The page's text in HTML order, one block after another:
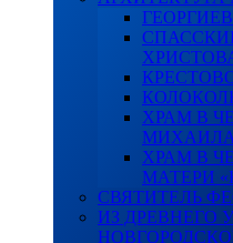
ХРАМ В
МИХАИЛА
ХРАМ В
МАТЕРИ
СВЯТИТЕЛЬ
ИЗ ДРЕВНЕГО